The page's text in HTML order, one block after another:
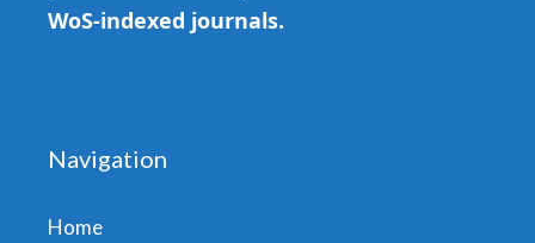
WoS-indexed journals.
Navigation
Home